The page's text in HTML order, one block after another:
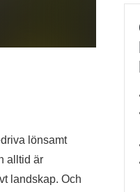
lönsamt
alltid är
landskap. Och